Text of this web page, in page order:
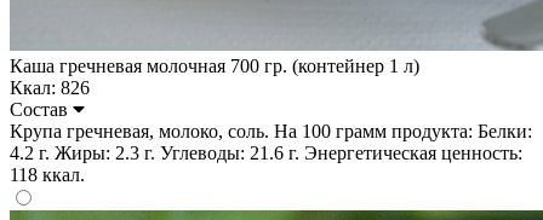
Каша гречневая молочная 700 гр. (контейнер 1 л)
Ккал: 826
Состав
Крупа гречневая, молоко, соль. На 100 грамм продукта: Белки:
4.2 г. Жиры: 2.3 г. Углеводы: 21.6 г. Энергетическая ценность:
118 ккал.